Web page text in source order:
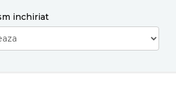
inchiriat